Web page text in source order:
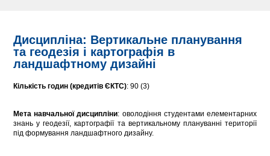
Дисципліна: Вертикальне планування
та геодезія і картографія в
ландшафтному дизайні
Кількість годин (кредитів ЄКТС): 90 (3)
Мета навчальної дисципліни: оволодіння студентами елементарних
знань у геодезії, картографії та вертикальному плануванні території
під формування ландшафтного дизайну.